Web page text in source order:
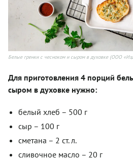
Белые гренки с чесноком и сыром в духовке (ООО
Для приготовления 4 порций
сыром в духовке нужно:
белый хлеб – 500 г
сыр – 100 г
сметана – 2 ст. л.
сливочное масло – 20 г